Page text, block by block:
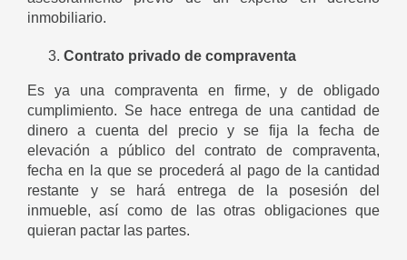
inmobiliario.
Contrato privado de compraventa
Es ya una compraventa en firme, y de obligado
cumplimiento. Se hace entrega de una cantidad de
dinero a cuenta del precio y se fija la fecha de
elevación a público del contrato de compraventa,
fecha en la que se procederá al pago de la cantidad
restante y se hará entrega de la posesión del
inmueble, así como de las otras obligaciones que
quieran pactar las partes.